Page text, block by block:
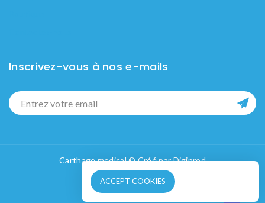
Inscrivez-vous à nos e-mails
Carthage medical © Créé parDigiprod
ACCEPT COOKIES
Contactez nous